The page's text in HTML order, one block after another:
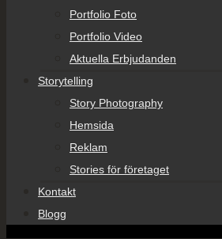
Portfolio Foto
Portfolio Video
Aktuella Erbjudanden
Storytelling
Story Photography
Hemsida
Reklam
Stories för företaget
Kontakt
Blogg